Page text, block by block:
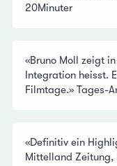
20Minuter
«Bruno Moll zeigt
Integration heisst.
Filmtage.» Tages-
«Definitiv ein
Mittelland Zeitung,